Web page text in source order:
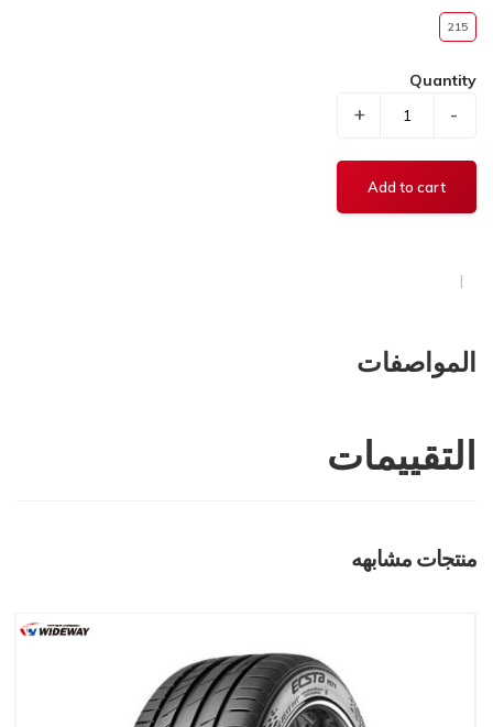
215
Quantity
-
+
المواصفات
التقييمات
منتجات مشابهه